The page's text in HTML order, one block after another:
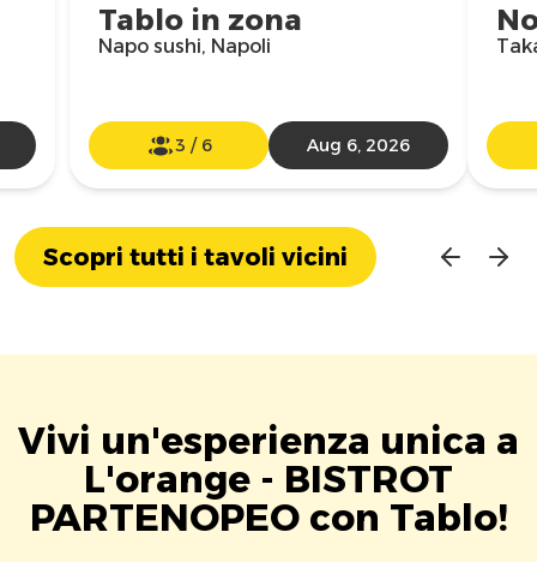
Tablo in zona
Napo sushi, Napoli
3 / 6 Aug 6, 2026
Scopri tutti i tavoli vicini
Vivi un'esperienza unica a
L'orange - BISTROT
PARTENOPEO con Tablo!